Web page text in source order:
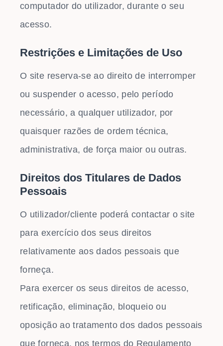
computador do utilizador, durante o seu
acesso.
Restrições e Limitações de Uso
O site reserva-se ao direito de interromper
ou suspender o acesso, pelo período
necessário, a qualquer utilizador, por
quaisquer razões de ordem técnica,
administrativa, de força maior ou outras.
Direitos dos Titulares de Dados
Pessoais
O utilizador/cliente poderá contactar o site
para exercício dos seus direitos
relativamente aos dados pessoais que
forneça.
Para exercer os seus direitos de acesso,
retificação, eliminação, bloqueio ou
oposição ao tratamento dos dados pessoais
que forneça, nos termos do Regulamento